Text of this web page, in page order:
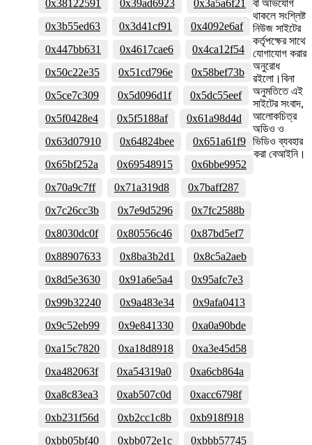
0x38122591 0x39ad6923
0x3a5a6f21
0x3b55ed63
0x3d41cf91
0x4092e6af
0x447bb631
0x4617cae6
0x4ca12f54
0x50c22e35
0x51cd796e
0x58bef73b
0x5ce7c309
0x5d096d1f
0x5dc55eef
0x5f0428e4
0x5f5188af
0x61a98d4d
0x63d07910
0x64824bee
0x651a61f9
0x65bf252a
0x69548915
0x6bbe9952
0x70a9c7ff
0x71a319d8
0x7baff287
0x7c26cc3b
0x7e9d5296
0x7fc2588b
0x8030dc0f
0x80556c46
0x87bd5ef7
0x88907633
0x8ba3b2d1
0x8c5a2aeb
0x8d5e3630
0x91a6e5a4
0x95afc7e3
0x99b32240
0x9a483e34
0x9afa0413
0x9c52eb99
0x9e841330
0xa0a90bde
0xa15c7820
0xa18d8918
0xa3e45d58
0xa482063f
0xa54319a0
0xa6cb864a
0xa8c83ea3
0xab507c0d
0xacc6798f
0xb231f56d
0xb2cc1c8b
0xb918f918
0xbb05bf40
0xbb072e1c
0xbbb57745
বা অভিযোগ
থাকলে সংশ্লিষ্ট
নিউজ সাইটের
কর্তৃপক্ষের সাথে
যোগাযোগ করার
অনুরোধ
রইলো।বিনা
অনুমতিতে এই
সাইটের সংবাদ,
আলোকচিত্র
অডিও ও
ভিডিও ব্যবহার
করা বেআইনি।